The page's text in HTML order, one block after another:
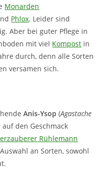
Monarden
Phlox. Leider sind
Aber bei guter Pflege in
mit viel Kompost in
durch, denn alle Sorten
versamen sich.
Anis-Ysop (Agastache
den Geschmack
Rühlemann
an Sorten, sowohl